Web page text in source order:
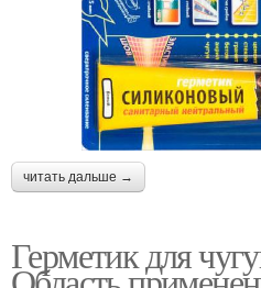
читать дальше →
Герметик для